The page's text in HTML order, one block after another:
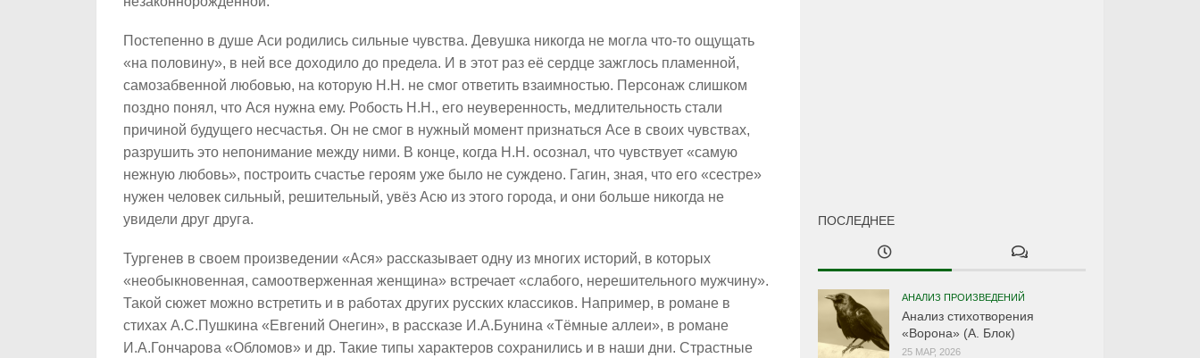
Постепенно в душе Аси родились сильные чувства. Девушка никогда не могла что-то ощущать
«на половину», в ней все доходило до предела. И в этот раз её сердце зажглось пламенной,
самозабвенной любовью, на которую Н.Н. не смог ответить взаимностью. Персонаж слишком
поздно понял, что Ася нужна ему. Робость Н.Н., его неуверенность, медлительность стали
причиной будущего несчастья. Он не смог в нужный момент признаться Асе в своих чувствах,
разрушить это непонимание между ними. В конце, когда Н.Н. осознал, что чувствует «самую
нежную любовь», построить счастье героям уже было не суждено. Гагин, зная, что его «сестре»
нужен человек сильный, решительный, увёз Асю из этого города, и они больше никогда не
увидели друг друга.
Тургенев в своем произведении «Ася» рассказывает одну из многих историй, в которых
«необыкновенная, самоотверженная женщина» встречает «слабого, нерешительного мужчину».
Такой сюжет можно встретить и в работах других русских классиков. Например, в романе в
стихах А.С.Пушкина «Евгений Онегин», в рассказе И.А.Бунина «Тёмные аллеи», в романе
И.А.Гончарова «Обломов» и др. Такие типы характеров сохранились и в наши дни. Страстные
ПОСЛЕДНЕЕ
АНАЛИЗ ПРОИЗВЕДЕНИЙ
Анализ стихотворения
«Ворона» (А. Блок)
25 МАР, 2026